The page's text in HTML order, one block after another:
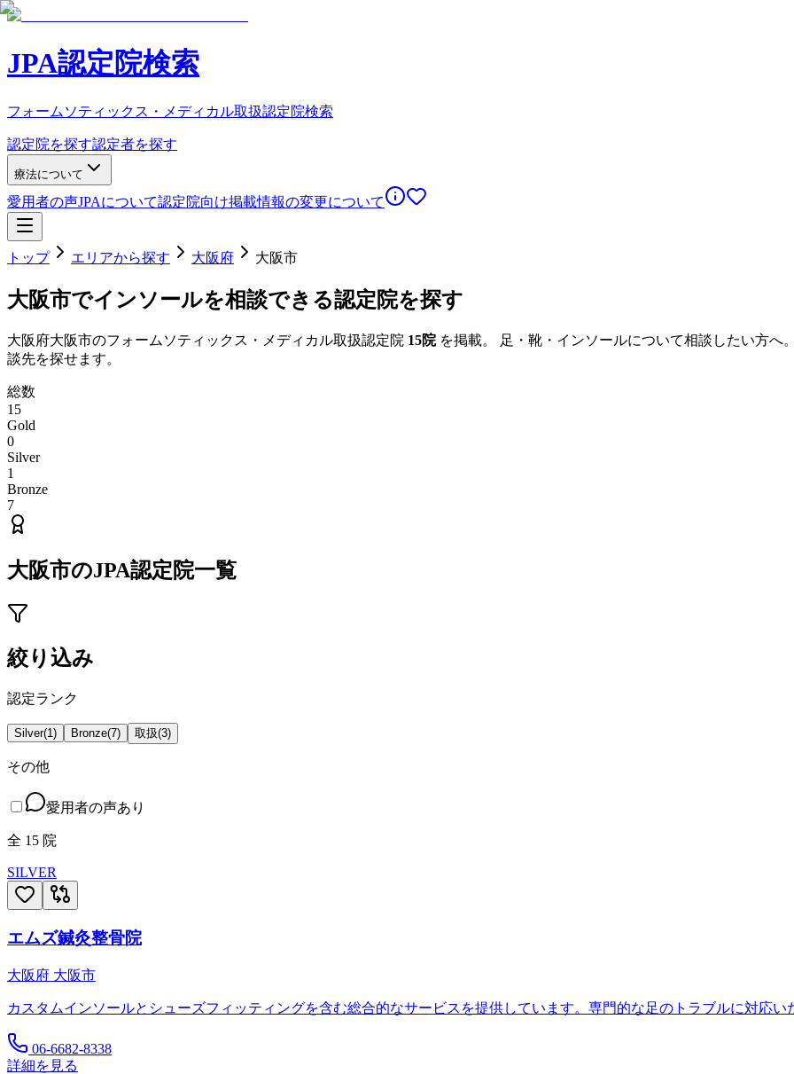
JPA認定院検索
フォームソティックス・メディカル取扱認定院検索
認定院を探す認定者を探す
療法について
愛用者の声JPAについて認定院向け掲載情報の変更について
トップ エリアから探す 大阪府 大阪市
大阪市でインソールを相談できる認定院を探す
大阪府大阪市のフォームソティックス・メディカル取扱認定院 15院を掲載。 足・靴・インソールについて相談したい方へ
談先を探せます。
総数
15
Gold
0
Silver
1
Bronze
7
大阪市のJPA認定院一覧
絞り込み
認定ランク
Silver(1) Bronze(7) 取扱(3)
その他
愛用者の声あり
全 15 院
SILVER
エムズ鍼灸整骨院
大阪府 大阪市
カスタムインソールとシューズフィッティングを含む総合的なサービスを提供しています。専門的な足のトラブルに対応い
06-6682-8338
詳細を見る